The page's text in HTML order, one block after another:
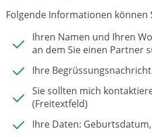
Folgende Informationen können
Ihren Namen und Ihren
an dem Sie einen Partner
Ihre
Sie sollten mich
(Freitextfeld)
Ihre Daten: